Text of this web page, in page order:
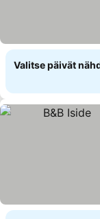
Valitse päivät